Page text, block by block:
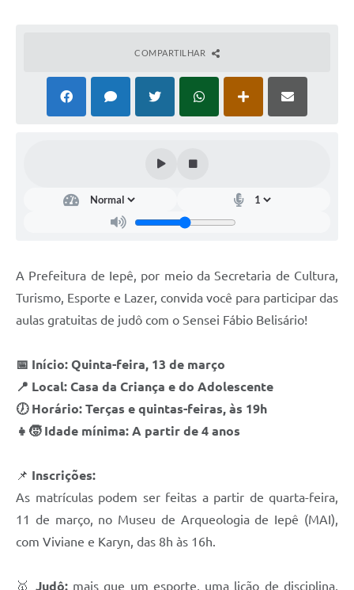
Mapa de estradas rurais
Acessibilidade
Links
Serviços Online
Telefones Úteis
A Prefeitura
Serviço de Informação ao Cidadão (SIC)
COMPARTILHAR
A Prefeitura de Iepê, por meio da Secretaria de Cultura,
Turismo, Esporte e Lazer, convida você para participar das
aulas gratuitas de judô com o Sensei Fábio Belisário!
📅 Início: Quinta-feira, 13 de março
📍 Local: Casa da Criança e do Adolescente
🕖 Horário: Terças e quintas-feiras, às 19h
👧🧒 Idade mínima: A partir de 4 anos
📌 Inscrições:
As matrículas podem ser feitas a partir de quarta-feira,
11 de março, no Museu de Arqueologia de Iepê (MAI),
com Viviane e Karyn, das 8h às 16h.
🥇 Judô:mais que um esporte, uma lição de disciplina,